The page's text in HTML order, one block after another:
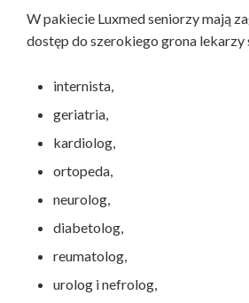
W pakiecie Luxmed seniorzy mają
dostęp do szerokiego grona
internista,
geriatria,
kardiolog,
ortopeda,
neurolog,
diabetolog,
reumatolog,
urolog i nefrolog,